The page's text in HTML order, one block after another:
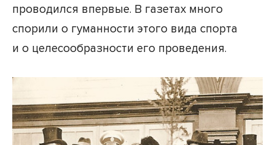
проводился впервые. В газетах много
спорили о гуманности этого вида спорта
и о целесообразности его проведения.